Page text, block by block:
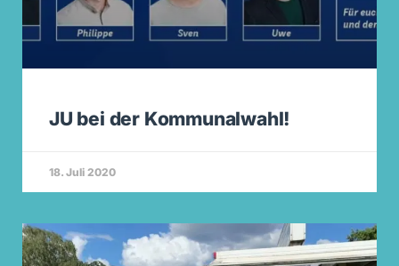
JU bei der Kommunalwahl!
18. Juli 2020